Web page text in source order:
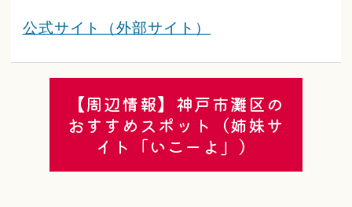
公式サイト（外部サイト）
【周辺情報】神戸市灘区の
おすすめスポット（姉妹サ
イト「いこーよ」）